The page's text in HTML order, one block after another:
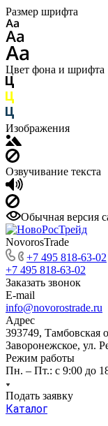
Размер шрифта
Цвет фона и шрифта
Изображения
Озвучивание текста
Обычная версия
NovorosTrade
+7 495 818-63-02
+7 495 818-63-02
Заказать звонок
E-mail
info@novorostrade.ru
Адрес
393749, Тамбовская
Заворонежское, ул.
Режим работы
Пн. – Пт.: с 9:00 до
Подать заявку
Каталог